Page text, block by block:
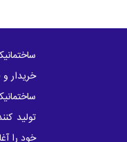
خریدار
تولید
خود را